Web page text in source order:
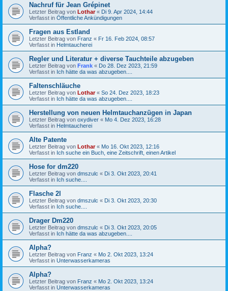
Nachruf für Jean Grépinet
Letzter Beitrag von Lothar« Di 9. Apr 2024, 14:44
Verfasst in Öffentliche Ankündigungen
Fragen aus Estland
Letzter Beitrag von Franz « Fr 16. Feb 2024, 08:57
Verfasst in Helmtaucherei
Regler und Literatur + diverse Tauchteile abzugeben
Letzter Beitrag von Frank « Do 28. Dez 2023, 21:59
Verfasst in Ich hätte da was abzugeben....
Faltenschläuche
Letzter Beitrag von Lothar« So 24. Dez 2023, 18:23
Verfasst in Ich hätte da was abzugeben....
Herstellung von neuen Helmtauchanzügen in Japan
Letzter Beitrag von oxydiver « Mo 4. Dez 2023, 16:28
Verfasst in Helmtaucherei
Alte Patente
Letzter Beitrag von Lothar« Mo 16. Okt 2023, 12:16
Verfasst in Ich suche ein Buch, eine Zeitschrift, einen Artikel
Hose for dm220
Letzter Beitrag von dmszulc « Di 3. Okt 2023, 20:41
Verfasst in Ich suche....
Flasche 2l
Letzter Beitrag von dmszulc « Di 3. Okt 2023, 20:30
Verfasst in Ich suche....
Drager Dm220
Letzter Beitrag von dmszulc « Di 3. Okt 2023, 20:05
Verfasst in Ich hätte da was abzugeben....
Alpha?
Letzter Beitrag von Franz « Mo 2. Okt 2023, 13:24
Verfasst in Unterwasserkameras
Alpha?
Letzter Beitrag von Franz « Mo 2. Okt 2023, 13:24
Verfasst in Unterwasserkameras